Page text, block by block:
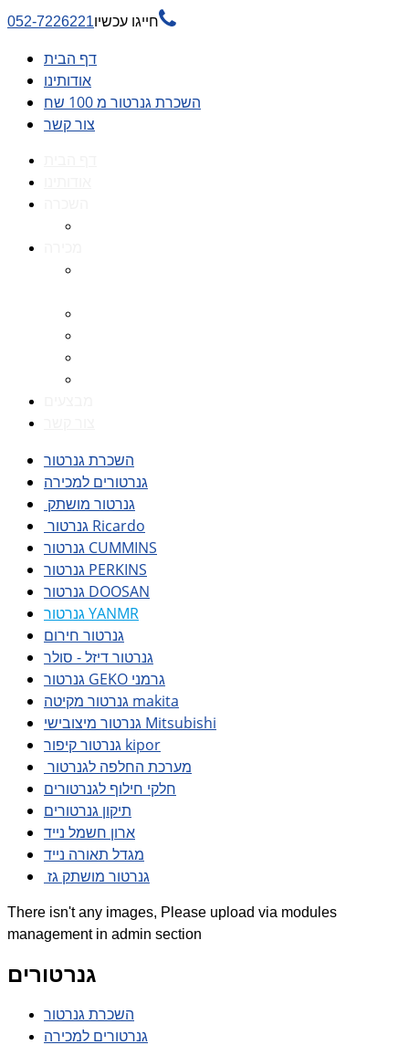
חייגו עכשיו052-7226221 
דף הבית
אודותינו
השכרת גנרטור מ 100 שח
צור קשר
השכרת גנרטור
גנרטורים למכירה
גנרטור מושתק
גנרטור Ricardo
גנרטור CUMMINS
גנרטור PERKINS
גנרטור DOOSAN
גנרטור YANMR
גנרטור חירום
גנרטור דיזל - סולר
גנרטור GEKO גרמני
גנרטור מקיטה makita
גנרטור מיצובישי Mitsubishi
גנרטור קיפור kipor
מערכת החלפה לגנרטור
חלקי חילוף לגנרטורים
תיקון גנרטורים
ארון חשמל נייד
מגדל תאורה נייד
גנרטור מושתק גז
There isn't any images, Please upload via modules
management in admin section
גנרטורים
השכרת גנרטור
גנרטורים למכירה